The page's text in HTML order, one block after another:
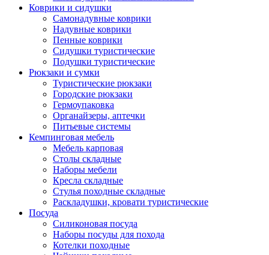
Коврики и сидушки
Самонадувные коврики
Надувные коврики
Пенные коврики
Сидушки туристические
Подушки туристические
Рюкзаки и сумки
Туристические рюкзаки
Городские рюкзаки
Гермоупаковка
Органайзеры, аптечки
Питьевые системы
Кемпинговая мебель
Мебель карповая
Столы складные
Наборы мебели
Кресла складные
Стулья походные складные
Раскладушки, кровати туристические
Посуда
Силиконовая посуда
Наборы посуды для похода
Котелки походные